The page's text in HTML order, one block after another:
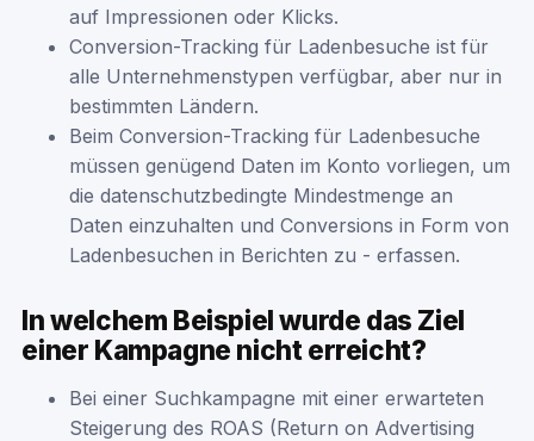
auf Impressionen oder Klicks.
Conversion-Tracking für Ladenbesuche ist für
alle Unternehmenstypen verfügbar, aber nur in
bestimmten Ländern.
Beim Conversion-Tracking für Ladenbesuche
müssen genügend Daten im Konto vorliegen, um
die datenschutzbedingte Mindestmenge an
Daten einzuhalten und Conversions in Form von
Ladenbesuchen in Berichten zu - erfassen.
In welchem Beispiel wurde das Ziel
einer Kampagne nicht erreicht?
Bei einer Suchkampagne mit einer erwarteten
Steigerung des ROAS (Return on Advertising